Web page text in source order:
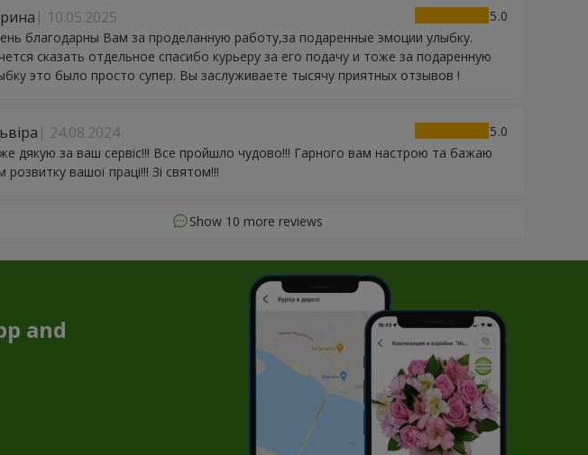
10.05.2025
5
благодарны Вам за проделанную работу,за подаренные эмоции улыбку.
сказать отдельное спасибо курьеру за его подачу и тоже за подаренную
это было просто супер. Вы заслуживаете тысячу приятных отзывов !
24.08.2024
5
дякую за ваш сервіс!!! Все пройшло чудово!!! Гарного вам настрою та бажаю
розвитку вашої праці!!! Зі святом!!!
Show 10 more reviews
and